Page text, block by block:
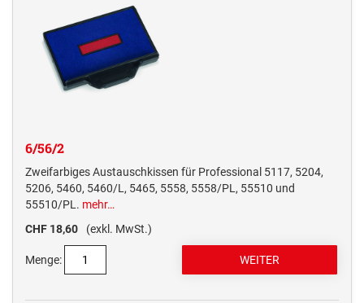
6/56/2
Zweifarbiges Austauschkissen für Professional 5117, 5204,
5206, 5460, 5460/L, 5465, 5558, 5558/PL, 55510 und
55510/PL. mehr…
CHF 18,60
(exkl. MwSt.)
Menge: